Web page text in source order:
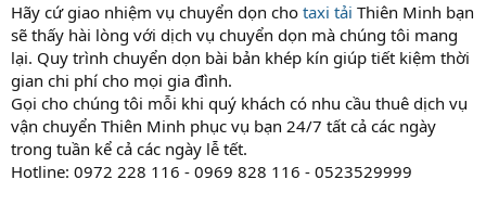
Hãy cứ giao nhiệm vụ chuyển dọn cho taxi tải Thiên Minh bạn
sẽ thấy hài lòng với dịch vụ chuyển dọn mà chúng tôi mang
lại. Quy trình chuyển dọn bài bản khép kín giúp tiết kiệm thời
gian chi phí cho mọi gia đình.
Gọi cho chúng tôi mỗi khi quý khách có nhu cầu thuê dịch vụ
vận chuyển Thiên Minh phục vụ bạn 24/7 tất cả các ngày
trong tuần kể cả các ngày lễ tết.
Hotline: 0972 228 116 - 0969 828 116 - 0523529999